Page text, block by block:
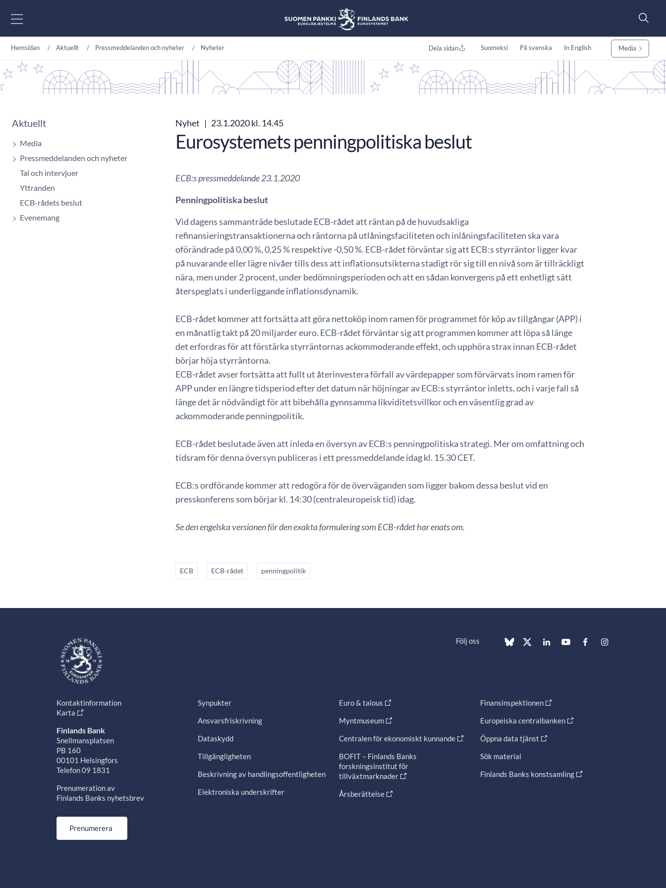
Hemsidan Aktuellt Pressmeddelanden och nyheter Nyheter Dela sidan Suomeksi På svenska In English Media
Aktuellt
Media
Pressmeddelanden och nyheter
Tal och intervjuer
Yttranden
ECB-rådets beslut
Evenemang
Nyhet | 23.1.2020 kl. 14.45
Eurosystemets penningpolitiska beslut
ECB:s pressmeddelande 23.1.2020
Penningpolitiska beslut
Vid dagens sammanträde beslutade ECB-rådet att räntan på de huvudsakliga
refinansieringstransaktionerna och räntorna på utlåningsfaciliteten och inlåningsfaciliteten ska vara
oförändrade på 0,00 %, 0,25 % respektive -0,50 %. ECB-rådet förväntar sig att ECB:s styrräntor ligger kvar
på nuvarande eller lägre nivåer tills dess att inflationsutsikterna stadigt rör sig till en nivå som är tillräckligt
nära, men under 2 procent, under bedömningsperioden och att en sådan konvergens på ett enhetligt sätt
återspeglats i underliggande inflationsdynamik.
ECB-rådet kommer att fortsätta att göra nettoköp inom ramen för programmet för köp av tillgångar (APP) i
en månatlig takt på 20 miljarder euro. ECB-rådet förväntar sig att programmen kommer att löpa så länge
det erfordras för att förstärka styrräntornas ackommoderande effekt, och upphöra strax innan ECB-rådet
börjar höja styrräntorna.
ECB-rådet avser fortsätta att fullt ut återinvestera förfall av värdepapper som förvärvats inom ramen för
APP under en längre tidsperiod efter det datum när höjningar av ECB:s styrräntor inletts, och i varje fall så
länge det är nödvändigt för att bibehålla gynnsamma likviditetsvillkor och en väsentlig grad av
ackommoderande penningpolitik.
ECB-rådet beslutade även att inleda en översyn av ECB:s penningpolitiska strategi. Mer om omfattning och
tidsram för denna översyn publiceras i ett pressmeddelande idag kl. 15.30 CET.
ECB:s ordförande kommer att redogöra för de överväganden som ligger bakom dessa beslut vid en
presskonferens som börjar kl. 14:30 (centraleuropeisk tid) idag.
Se den engelska versionen för den exakta formulering som ECB-rådet har enats om.
ECB ECB-rådet penningpolitik
Följ oss
Kontaktinformation
Karta
Finlands Bank
Snellmansplatsen
PB 160
00101 Helsingfors
Telefon 09 1831
Prenumeration av
Finlands Banks nyhetsbrev
Prenumerera
Synpukter
Ansvarsfriskrivning
Dataskydd
Tillgängligheten
Beskrivning av handlingsoffentligheten
Elektroniska underskrifter
Euro & talous
Myntmuseum
Centralen för ekonomiskt kunnande
BOFIT – Finlands Banks
forskningsinstitut för
tillväxtmarknader
Årsberättelse
Finansinspektionen
Europeiska centralbanken
Öppna data tjänst
Sök material
Finlands Banks konstsamling